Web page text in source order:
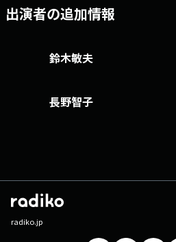
出演者の追加情報
鈴木敏夫
長野智子
radiko.jp